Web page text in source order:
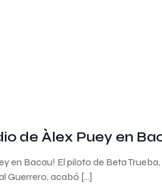
de Àlex Puey en
en Bacau! El piloto de Beta
Guerrero, acabó […]